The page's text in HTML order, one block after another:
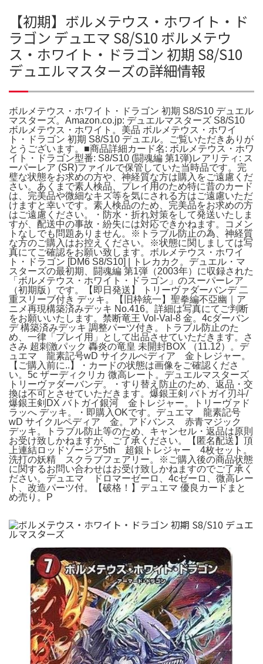
【初期】ボルメテウス・ホワイト・ド
ラゴン デュエマ S8/S10 ボルメテウ
ス・ホワイト・ドラゴン 初期 S8/S10
デュエルマスターズの詳細情報
ボルメテウス・ホワイト・ドラゴン 初期 S8/S10 デュエル
マスターズ。Amazon.co.jp: デュエルマスターズ S8/S10
ボルメテウス・ホワイト。美品 ボルメテウス・ホワイ
ト・ドラゴン 初期 S8/S10 デュエル。ご覧いただきありが
とうございます。■商品詳細カード名: ボルメテウス・ホワ
イト・ドラゴン型番: S8/S10 (闘魂編 第1弾)レアリティ: ス
ーパーレア (SR)ファイルで保管していた当時品です。完
璧な状態をお求めの方や、神経質な方は購入をご遠慮くだ
さい。あくまで素人検品、プレイ用のため特に昔のカード
は、完美品や微細なキズ等を気にされる方はご遠慮いただ
けますと幸いです。素人検品のため、完美品をお求めの方
はご遠慮ください。・防水・折れ対策をして発送いたしま
すが、配送中の事故・紛失には対応できかねます。コメン
トなしでも問題ありません。※トラブル防止の為、神経質
な方のご購入はお控えください。※状態に関しましては写
真にてご確認をお願い致します。ボルメテウス・ホワイ
ト・ドラゴン [DM6 S8/S10] | トレカカク。デュエル・マ
スターズの最初期、闘魂編 第1弾（2003年）に収録された
「ボルメテウス・ホワイト・ドラゴン」のスーパーレア
（初期版）です。【即日発送】 トリーヴァダーバンデ 二
重スリーブ付き デッキ。【旧枠統一】聖拳編不亞幽｜ア
ニメ再現構築済みデッキ No.416。詳細は写真にてご判断
をお願いいたします。禁断竜王 Vol-Val-8 金。4cダーバン
デ 構築済みデッキ 調整パーツ付き。トラブル防止のた
め、一律「プレイ用」として出品させていただきます。さ
さみ 超刺激パック 轟炎の竜皇 未開封BOX （11.12）。デ
ュエマ 龍素記号wD サイクルぺディア 金トレジャー。
【ご購入前に..】・カードの状態は画像をご確認くださ
い。5c ザーディクリカ 微高レート。デュエルマスターズ
トリーヴァダーバンデ。・すり替え防止のため、返品・交
換は不可とさせていただきます。爆銀王剣 バトガイ刃斗/
爆銀王剣DX バトガイ銀河 金トレジャー。トリーヴァド
ラッへ デッキ。・即購入OKです。デュエマ 龍素記号
wD サイクルペディア 金。アドバンス 赤青マジック
デッキ。トラブル防止等のため、キャンセル・返品は原則
お受け致しかねますが、ご了承ください。【匿名配送】頂
上連結ロッドゾージア5th 超銀トレジャー 4枚セット。
洗打の妖精 スクラブフェアリー。※ご購入後の商品状態
に関するお問い合わせはお受け致しかねますのでご了承く
ださい。デュエマ ドロマーゼーロ、4cゼーロ、微高レー
ト、改造パーツ付。【破格！】デュエマ 優良カードまと
め売り。P